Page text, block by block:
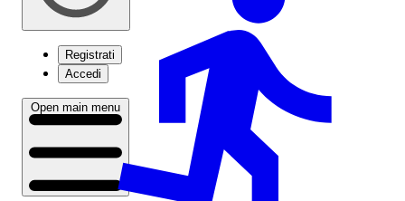
Registrati
Accedi
Open main menu